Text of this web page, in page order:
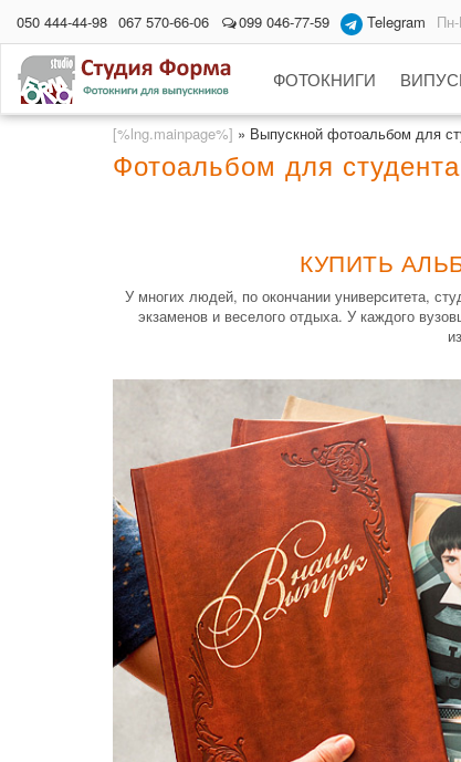
050 444-44-98 067 570-66-06 099 046-77-59 Telegram
ФОТОКНИГИ
[%lng.mainpage%] » Выпускной фотоальбом для
Фотоальбом для
КУПИТЬ
У многих людей, по окончании университета,
экзаменов и веселого отдыха. У каждого